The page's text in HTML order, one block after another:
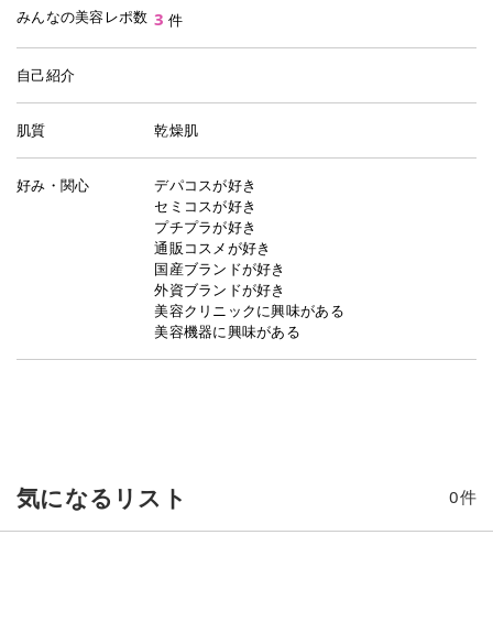
みんなの美容レポ数 3 件
自己紹介
肌質 乾燥肌
好み・関心
デパコスが好き
セミコスが好き
プチプラが好き
通販コスメが好き
国産ブランドが好き
外資ブランドが好き
美容クリニックに興味がある
美容機器に興味がある
気になるリスト 0件